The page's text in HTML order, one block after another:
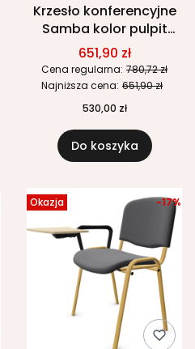
Krzesło konferencyjne
Samba kolor pulpit
Nowy Styl
651,90 zł
Cena regularna: 780,72 zł
Najniższa cena: 651,90 zł
530,00 zł
Do koszyka
Okazja -17%